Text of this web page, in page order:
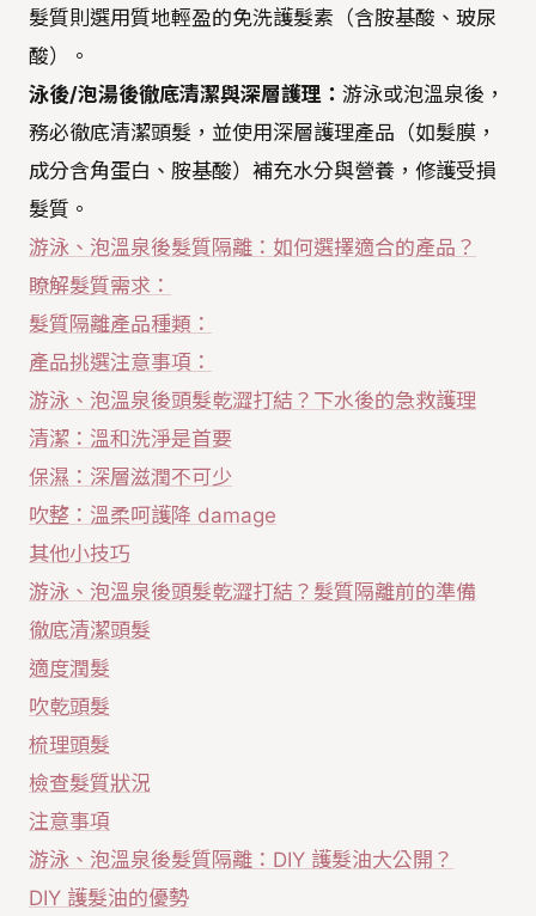
髮質則選用質地輕盈的免洗護髮素（含胺基酸、玻尿
酸）。
泳後/泡湯後徹底清潔與深層護理： 游泳或泡溫泉後，
務必徹底清潔頭髮，並使用深層護理產品（如髮膜，
成分含角蛋白、胺基酸）補充水分與營養，修護受損
髮質。
游泳、泡溫泉後髮質隔離：如何選擇適合的產品？
瞭解髮質需求：
髮質隔離產品種類：
產品挑選注意事項：
游泳、泡溫泉後頭髮乾澀打結？下水後的急救護理
清潔：溫和洗淨是首要
保濕：深層滋潤不可少
吹整：溫柔呵護降 damage
其他小技巧
游泳、泡溫泉後頭髮乾澀打結？髮質隔離前的準備
徹底清潔頭髮
適度潤髮
吹乾頭髮
梳理頭髮
檢查髮質狀況
注意事項
游泳、泡溫泉後髮質隔離：DIY 護髮油大公開？
DIY 護髮油的優勢